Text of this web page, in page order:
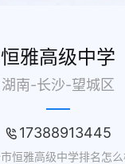
恒雅高级中学
湖南-长沙-望城区
17388913445